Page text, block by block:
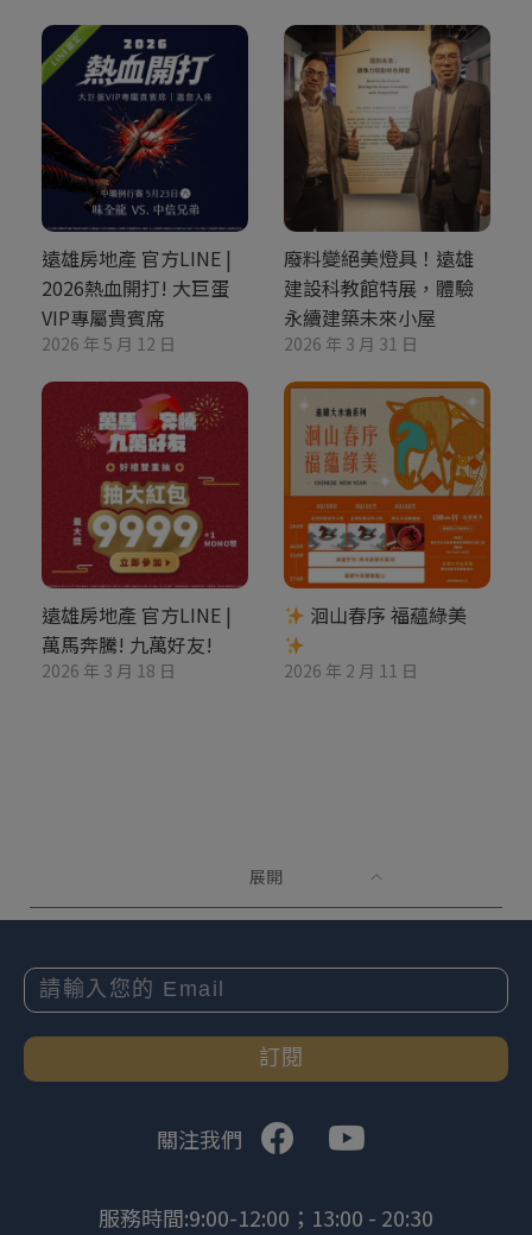
遠雄房地產 官方LINE |
2026熱血開打! 大巨蛋
VIP專屬貴賓席
2026 年 5 月 12 日
廢料變絕美燈具！遠雄
建設科教館特展，體驗
永續建築未來小屋
2026 年 3 月 31 日
遠雄房地產 官方LINE |
萬馬奔騰! 九萬好友!
2026 年 3 月 18 日
洄山春序 福蘊綠美
2026 年 2 月 11 日
展開
關注我們
訂閱
服務時間:9:00-12:00；13:00 - 20:30